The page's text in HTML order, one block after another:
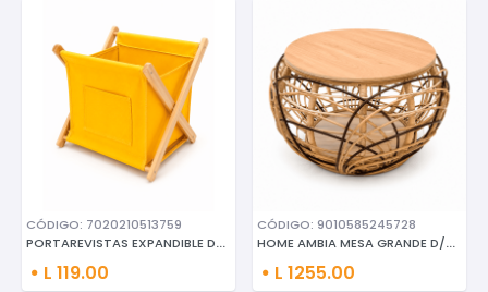
CÓDIGO: 7020210513759
PORTAREVISTAS EXPANDIBLE DE MA
L 119.00
CÓDIGO: 9010585245728
HOME AMBIA MESA GRANDE D/CENTR
L 1255.00